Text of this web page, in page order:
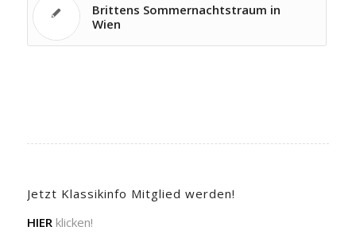
Brittens Sommernachtstraum in
Wien
Jetzt Klassikinfo Mitglied werden!
HIERklicken!